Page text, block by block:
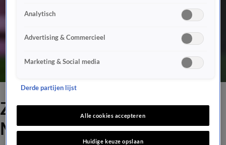
Zidane denkt dat Real
Madrid wordt onderschat
Analytisch
Advertising & Commercieel
Marketing & Social media
Derde partijen lijst
Alle cookies accepteren
Huidige keuze opslaan